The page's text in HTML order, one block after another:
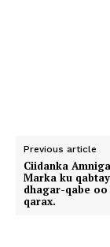
Previous article
Ciidanka
Marka ku
dhagar-qabe oo
qarax.